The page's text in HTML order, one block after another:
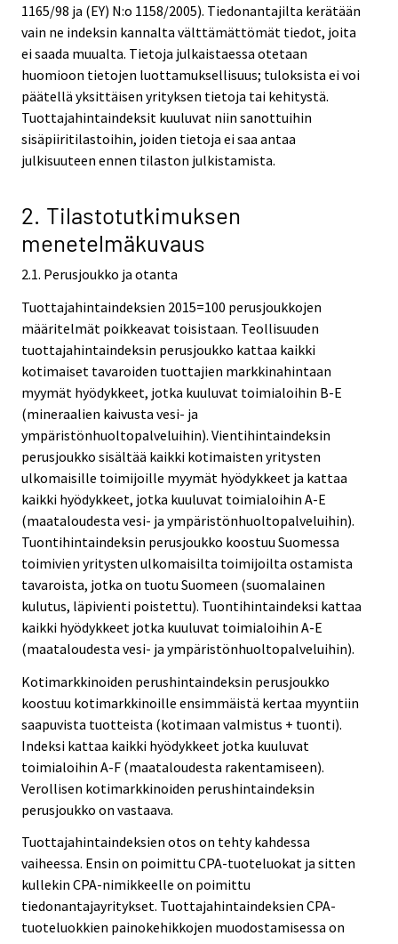
1165/98 ja (EY) N:o 1158/2005). Tiedonantajilta kerätään
vain ne indeksin kannalta välttämättömät tiedot, joita
ei saada muualta. Tietoja julkaistaessa otetaan
huomioon tietojen luottamuksellisuus; tuloksista ei voi
päätellä yksittäisen yrityksen tietoja tai kehitystä.
Tuottajahintaindeksit kuuluvat niin sanottuihin
sisäpiiritilastoihin, joiden tietoja ei saa antaa
julkisuuteen ennen tilaston julkistamista.
2. Tilastotutkimuksen
menetelmäkuvaus
2.1. Perusjoukko ja otanta
Tuottajahintaindeksien 2015=100 perusjoukkojen
määritelmät poikkeavat toisistaan. Teollisuuden
tuottajahintaindeksin perusjoukko kattaa kaikki
kotimaiset tavaroiden tuottajien markkinahintaan
myymät hyödykkeet, jotka kuuluvat toimialoihin B-E
(mineraalien kaivusta vesi- ja
ympäristönhuoltopalveluihin). Vientihintaindeksin
perusjoukko sisältää kaikki kotimaisten yritysten
ulkomaisille toimijoille myymät hyödykkeet ja kattaa
kaikki hyödykkeet, jotka kuuluvat toimialoihin A-E
(maataloudesta vesi- ja ympäristönhuoltopalveluihin).
Tuontihintaindeksin perusjoukko koostuu Suomessa
toimivien yritysten ulkomaisilta toimijoilta ostamista
tavaroista, jotka on tuotu Suomeen (suomalainen
kulutus, läpivienti poistettu). Tuontihintaindeksi kattaa
kaikki hyödykkeet jotka kuuluvat toimialoihin A-E
(maataloudesta vesi- ja ympäristönhuoltopalveluihin).
Kotimarkkinoiden perushintaindeksin perusjoukko
koostuu kotimarkkinoille ensimmäistä kertaa myyntiin
saapuvista tuotteista (kotimaan valmistus + tuonti).
Indeksi kattaa kaikki hyödykkeet jotka kuuluvat
toimialoihin A-F (maataloudesta rakentamiseen).
Verollisen kotimarkkinoiden perushintaindeksin
perusjoukko on vastaava.
Tuottajahintaindeksien otos on tehty kahdessa
vaiheessa. Ensin on poimittu CPA-tuoteluokat ja sitten
kullekin CPA-nimikkeelle on poimittu
tiedonantajayritykset. Tuottajahintaindeksien CPA-
tuoteluokkien painokehikkojen muodostamisessa on